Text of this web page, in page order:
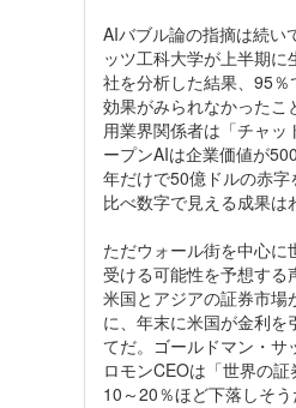
AIバブル論の指摘は続い
ッツ工科大学が上半期
社を分析した結果、95
効果がみられなかったこ
用業界関係者は「チャッ
ープンAIは企業価値が
年だけで50億ドルの赤
比べ数字で見える成果は
ただウォール街を中心に
受ける可能性を予想する
米国とアジアの証券市場
に、年末に米国が金利を
てだ。ゴールドマン・サ
ロモンCEOは「世界の
10～20％ほど下落しそう